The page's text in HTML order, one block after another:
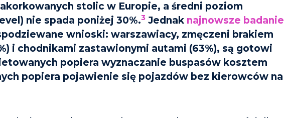
stolic w Europie, a średni poziom
nie spada poniżej 30%.3 Jednak najnowsze badanie
wnioski: warszawiacy, zmęczeni brakiem
i chodnikami zastawionymi autami (63%), są gotowi
popiera wyznaczanie buspasów kosztem
popiera pojawienie się pojazdów bez kierowców na